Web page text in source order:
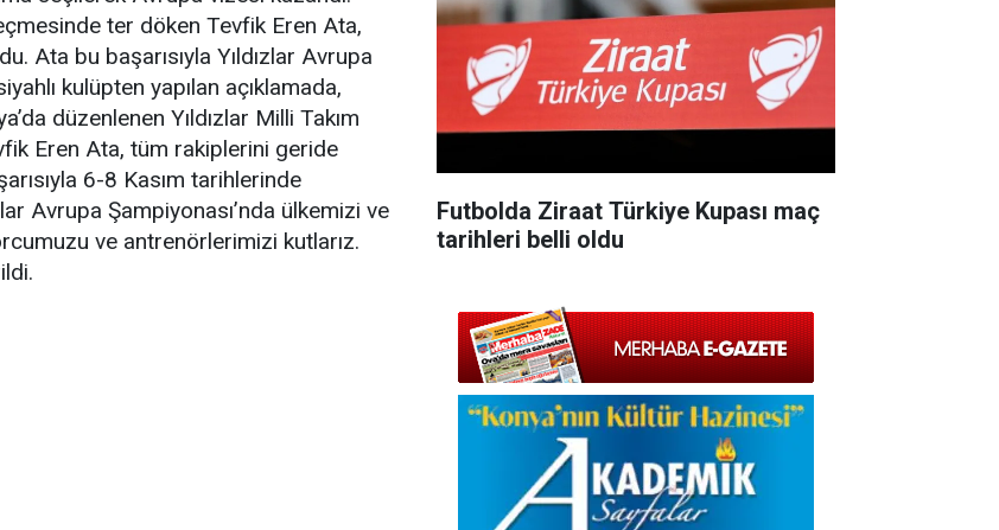
ter döken Tevfik Eren Ata,
Ata bu başarısıyla Yıldızlar Avrupa
kulüpten yapılan açıklamada,
düzenlenen Yıldızlar Milli Takım
Eren Ata, tüm rakiplerini geride
6-8 Kasım tarihlerinde
Avrupa Şampiyonası’nda ülkemizi ve
ve antrenörlerimizi kutlarız.
Futbolda Ziraat Türkiye Kupası maç
tarihleri belli oldu